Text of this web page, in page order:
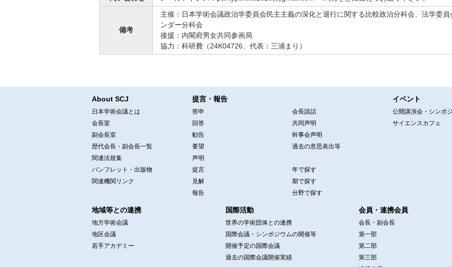
備考
主催：日本学術会議政治学委員会民主主義の深化と退行に関する比較政治分科会、法学委
ンダー分科会
後援：内閣府男女共同参画局
協力：科研費（24K04726、代表：三浦まり）
About SCJ
日本学術会議とは
会長室
副会長室
歴代会長・副会長一覧
関連法規集
パンフレット・出版物
関連機関リンク
提言・報告
答申
回答
勧告
要望
声明
提言
見解
報告
会長談話
共同声明
幹事会声明
過去の意思表出等
年で探す
期で探す
分野で探す
イベント
公開講演会・シンポ
サイエンスカフェ
地域等との連携
地方学術会議
地区会議
若手アカデミー
国際活動
世界の学術団体との連携
国際会議・シンポジウムの開催等
開催予定の国際会議
過去の国際会議開催実績
会員・連携会員
会長・副会長
第一部
第二部
第三部